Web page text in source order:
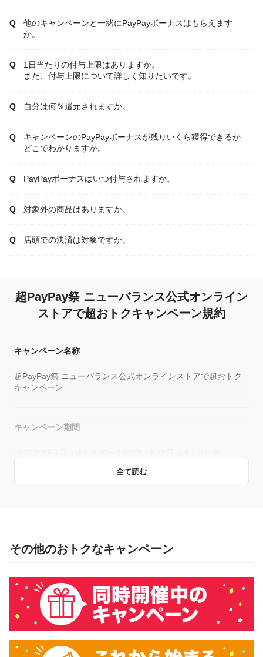
他のキャンペーンと一緒にPayPayボーナスはもらえます
か。
1日当たりの付与上限はありますか。
また、付与上限について詳しく知りたいです。
自分は何％還元されますか。
キャンペーンのPayPayボーナスが残りいくら獲得できるか
どこでわかりますか。
PayPayボーナスはいつ付与されますか。
対象外の商品はありますか。
店頭での決済は対象ですか。
超PayPay祭 ニューバランス公式オンライン
ストアで超おトクキャンペーン規約
全て読む
キャンペーン名称
超PayPay祭 ニューバランス公式オンラインストアで超おトク
キャンペーン
キャンペーン期間
キャンペーン期間中、対象ストアで、PayPay残高でお支払い
をしていただいた方に対し、下表のとおり後日PayPayボーナ
スを付与します。
PayPay残高 3％付与
その他のおトクなキャンペーン